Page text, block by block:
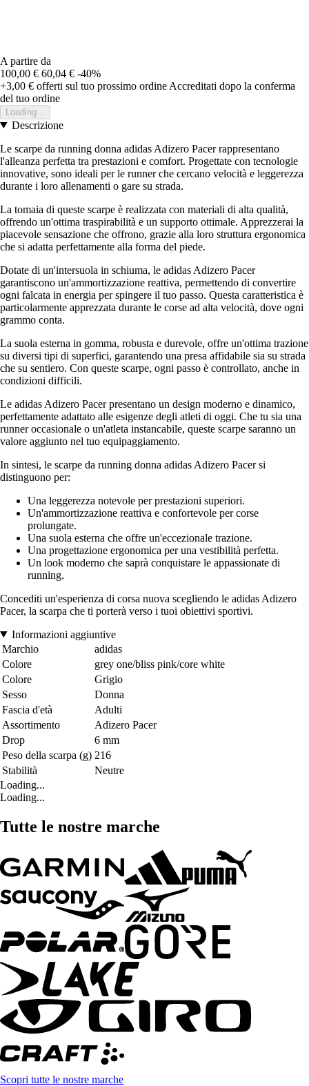
A partire da
100,00 € 60,04 € -40%
+3,00 € offerti sul tuo prossimo ordine Accreditati dopo la conferma
del tuo ordine
Loading...
Descrizione
Le scarpe da running donna adidas Adizero Pacer rappresentano
l'alleanza perfetta tra prestazioni e comfort. Progettate con tecnologie
innovative, sono ideali per le runner che cercano velocità e leggerezza
durante i loro allenamenti o gare su strada.
La tomaia di queste scarpe è realizzata con materiali di alta qualità,
offrendo un'ottima traspirabilità e un supporto ottimale. Apprezzerai la
piacevole sensazione che offrono, grazie alla loro struttura ergonomica
che si adatta perfettamente alla forma del piede.
Dotate di un'intersuola in schiuma, le adidas Adizero Pacer
garantiscono un'ammortizzazione reattiva, permettendo di convertire
ogni falcata in energia per spingere il tuo passo. Questa caratteristica è
particolarmente apprezzata durante le corse ad alta velocità, dove ogni
grammo conta.
La suola esterna in gomma, robusta e durevole, offre un'ottima trazione
su diversi tipi di superfici, garantendo una presa affidabile sia su strada
che su sentiero. Con queste scarpe, ogni passo è controllato, anche in
condizioni difficili.
Le adidas Adizero Pacer presentano un design moderno e dinamico,
perfettamente adattato alle esigenze degli atleti di oggi. Che tu sia una
runner occasionale o un'atleta instancabile, queste scarpe saranno un
valore aggiunto nel tuo equipaggiamento.
In sintesi, le scarpe da running donna adidas Adizero Pacer si
distinguono per:
Una leggerezza notevole per prestazioni superiori.
Un'ammortizzazione reattiva e confortevole per corse
prolungate.
Una suola esterna che offre un'eccezionale trazione.
Una progettazione ergonomica per una vestibilità perfetta.
Un look moderno che saprà conquistare le appassionate di
running.
Concediti un'esperienza di corsa nuova scegliendo le adidas Adizero
Pacer, la scarpa che ti porterà verso i tuoi obiettivi sportivi.
Informazioni aggiuntive
Marchio
adidas
Colore
grey one/bliss pink/core white
Colore
Grigio
Sesso
Donna
Fascia d'età
Adulti
Assortimento
Adizero Pacer
Drop
6 mm
Peso della scarpa (g) 216
Stabilità
Neutre
Loading...
Loading...
Tutte le nostre marche
Scopri tutte le nostre marche